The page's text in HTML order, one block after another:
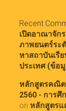
Recent
เปิดอาณาจัก
ภาพยนตร์ระ
หาสถาบันเรี
ประเทศ (ข้อ
หลักสูตรคณิต
2560 - การศึ
on หลักสูตรแ